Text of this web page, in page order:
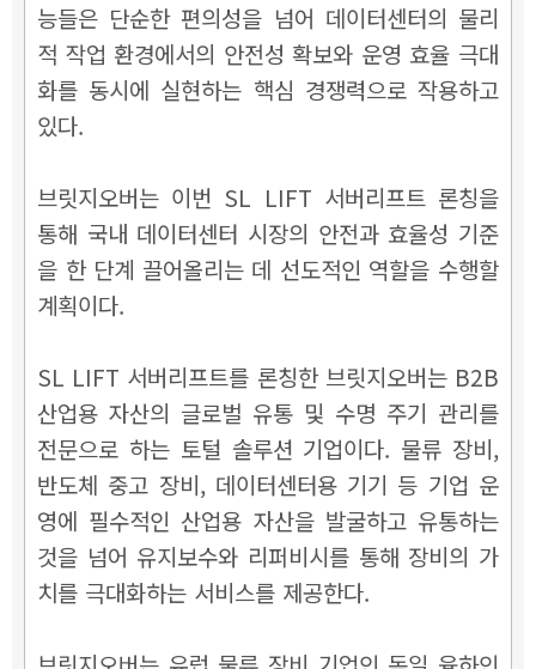
능들은 단순한 편의성을 넘어 데이터센터의 물리
적 작업 환경에서의 안전성 확보와 운영 효율 극대
화를 동시에 실현하는 핵심 경쟁력으로 작용하고
있다.
브릿지오버는 이번 SL LIFT 서버리프트 론칭을
통해 국내 데이터센터 시장의 안전과 효율성 기준
을 한 단계 끌어올리는 데 선도적인 역할을 수행할
계획이다.
SL LIFT 서버리프트를 론칭한 브릿지오버는 B2B
산업용 자산의 글로벌 유통 및 수명 주기 관리를
전문으로 하는 토털 솔루션 기업이다. 물류 장비,
반도체 중고 장비, 데이터센터용 기기 등 기업 운
영에 필수적인 산업용 자산을 발굴하고 유통하는
것을 넘어 유지보수와 리퍼비시를 통해 장비의 가
치를 극대화하는 서비스를 제공한다.